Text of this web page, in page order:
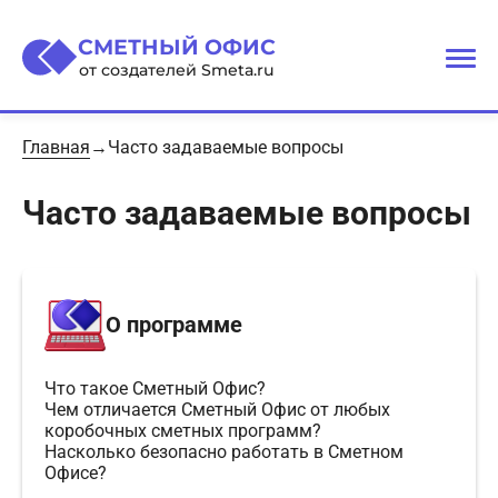
СМЕТНЫЙ ОФИС
от создателей Smeta.ru
О сервисе
Договор
Справка
Главная Часто задаваемые вопросы
Часто задаваемые вопросы
О программе
Что такое Сметный Офис?
Чем отличается Сметный Офис от любых
коробочных сметных программ?
Насколько безопасно работать в Сметном
Офисе?